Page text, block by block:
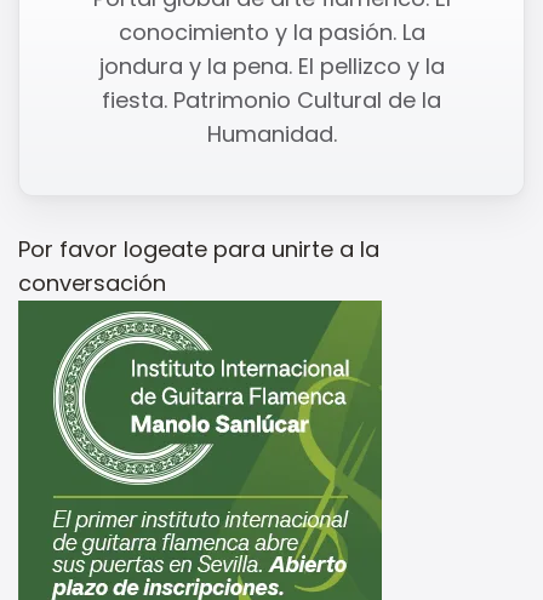
conocimiento y la pasión. La
jondura y la pena. El pellizco y la
fiesta. Patrimonio Cultural de la
Humanidad.
Por favor logeate para unirte a la
conversación